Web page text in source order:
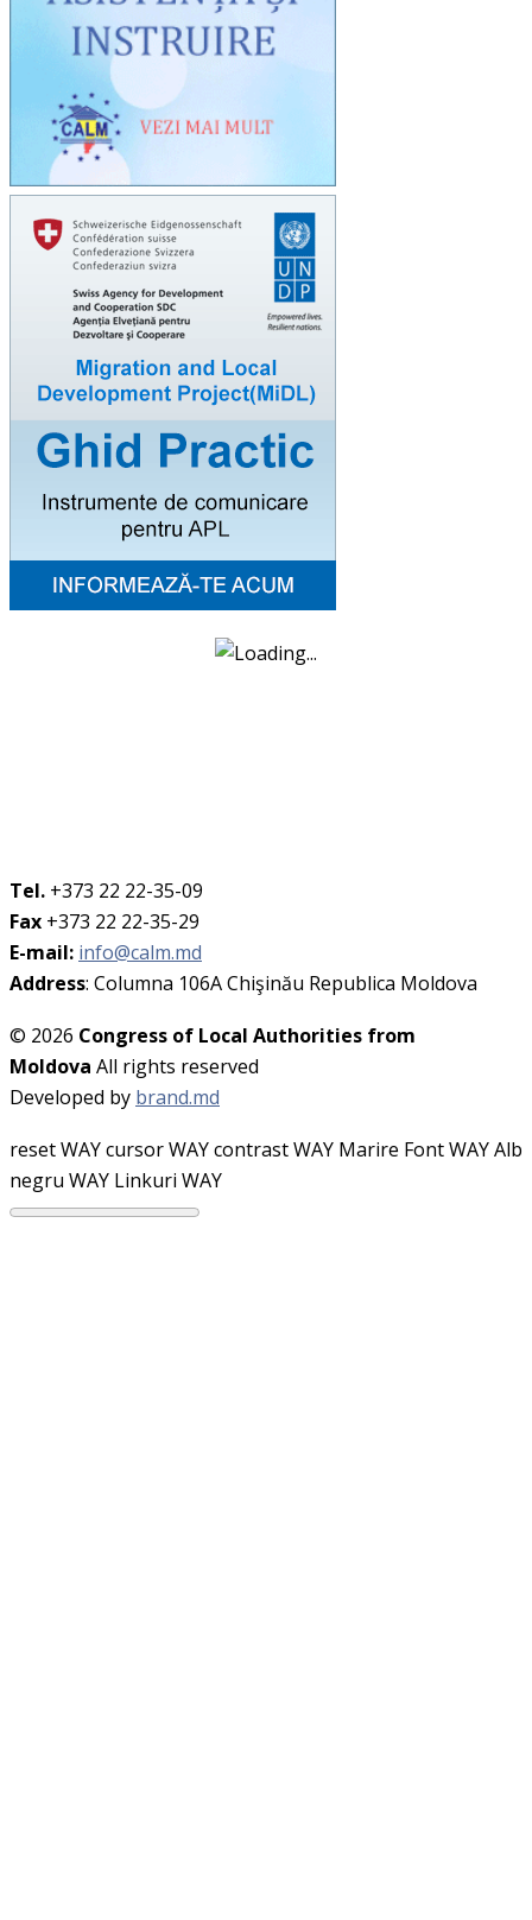
Tel. +373 22 22-35-09
Fax +373 22 22-35-29
E-mail: info@calm.md
Address: Columna 106A Chişinău Republica Moldova
© 2026 Congress of Local Authorities from
Moldova All rights reserved
Developed by brand.md
reset WAYcursor WAYcontrast WAY Marire Font WAYAlb
negru WAY Linkuri WAY